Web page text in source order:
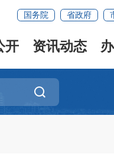
国务院 省政府
开 资讯动态